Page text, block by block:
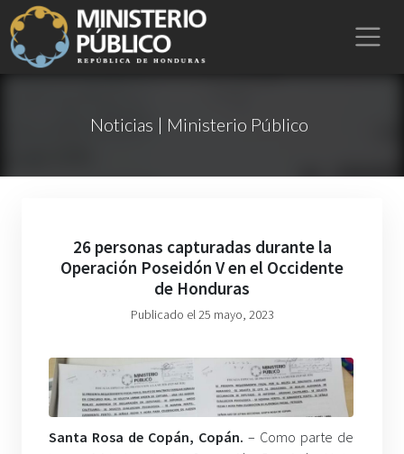
Noticias | Ministerio Público
26 personas capturadas durante la
Operación Poseidón V en el Occidente
de Honduras
Publicado el 25 mayo, 2023
Santa Rosa de Copán, Copán.– Como parte de